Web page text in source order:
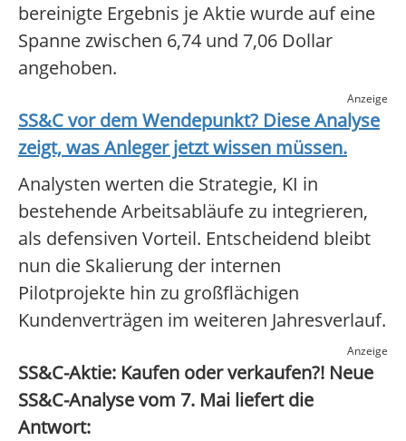
bereinigte Ergebnis je Aktie wurde auf eine
Spanne zwischen 6,74 und 7,06 Dollar
angehoben.
Anzeige
SS&Cvor dem Wendepunkt? Diese Analyse
zeigt, was Anleger jetzt wissen müssen.
Analysten werten die Strategie, KI in
bestehende Arbeitsabläufe zu integrieren,
als defensiven Vorteil. Entscheidend bleibt
nun die Skalierung der internen
Pilotprojekte hin zu großflächigen
Kundenverträgen im weiteren Jahresverlauf.
Anzeige
SS&C-Aktie: Kaufen oder verkaufen?! Neue
SS&C-Analyse vom 7. Mai liefert die
Antwort: